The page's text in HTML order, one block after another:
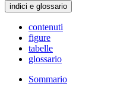
indici e glossario
contenuti
figure
tabelle
glossario
Sommario